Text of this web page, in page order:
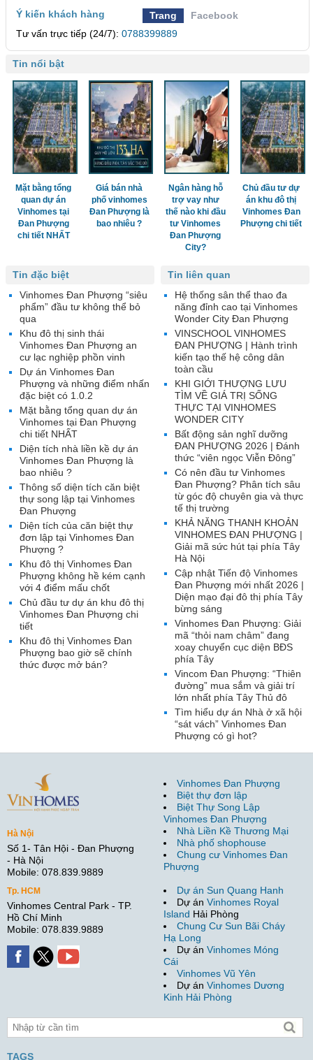
Ý kiến khách hàng Trang
Facebook
Tư vấn trực tiếp (24/7): 0788399889
Tin nổi bật
Mặt bằng tổng
quan dự án
Vinhomes tại
Đan Phượng
chi tiết NHẤT
Giá bán nhà
phố vinhomes
Đan Phượng là
bao nhiêu ?
Ngân hàng hỗ
trợ vay như
thế nào khi đầu
tư Vinhomes
Đan Phượng
City?
Chủ đầu tư dự
án khu đô thị
Vinhomes Đan
Phượng chi tiết
Tin liên quan
Hệ thống sân thể thao đa
năng đỉnh cao tại Vinhomes
Wonder City Đan Phượng
VINSCHOOL VINHOMES
ĐAN PHƯỢNG | Hành trình
kiến tạo thế hệ công dân
toàn cầu
KHI GIỚI THƯỢNG LƯU
TÌM VỀ GIÁ TRỊ SỐNG
THỰC TẠI VINHOMES
WONDER CITY
Bất động sản nghĩ dưỡng
ĐAN PHƯỢNG 2026 | Đánh
thức “viên ngọc Viễn Đông”
Có nên đầu tư Vinhomes
Đan Phượng? Phân tích sâu
từ góc độ chuyên gia và thực
tế thị trường
KHẢ NĂNG THANH KHOẢN
VINHOMES ĐAN PHƯỢNG |
Giải mã sức hút tại phía Tây
Hà Nội
Cập nhật Tiến độ Vinhomes
Đan Phượng mới nhất 2026 |
Diện mạo đại đô thị phía Tây
bừng sáng
Vinhomes Đan Phượng: Giải
mã “thỏi nam châm” đang
xoay chuyển cục diện BĐS
phía Tây
Vincom Đan Phượng: “Thiên
đường” mua sắm và giải trí
lớn nhất phía Tây Thủ đô
Tìm hiểu dự án Nhà ở xã hội
“sát vách” Vinhomes Đan
Phượng có gì hot?
Tin đặc biệt
Vinhomes Đan Phượng “siêu
phẩm” đầu tư không thể bỏ
qua
Khu đô thị sinh thái
Vinhomes Đan Phượng an
cư lạc nghiệp phồn vinh
Dự án Vinhomes Đan
Phượng và những điểm nhấn
đặc biệt có 1.0.2
Mặt bằng tổng quan dự án
Vinhomes tại Đan Phượng
chi tiết NHẤT
Diện tích nhà liền kề dự án
Vinhomes Đan Phượng là
bao nhiêu ?
Thông số diện tích căn biệt
thự song lập tại Vinhomes
Đan Phượng
Diện tích của căn biệt thự
đơn lập tại Vinhomes Đan
Phượng ?
Khu đô thị Vinhomes Đan
Phượng không hề kém cạnh
với 4 điểm mấu chốt
Chủ đầu tư dự án khu đô thị
Vinhomes Đan Phượng chi
tiết
Khu đô thị Vinhomes Đan
Phượng bao giờ sẽ chính
thức được mở bán?
Hà Nội
Số 1- Tân Hội - Đan Phượng
- Hà Nội
Mobile: 078.839.9889
Tp. HCM
Vinhomes Central Park - TP.
Hồ Chí Minh
Mobile: 078.839.9889
Vinhomes Đan Phượng
Biệt thự đơn lập
Biệt Thự Song Lập
Vinhomes Đan Phượng
Nhà Liền Kề Thương Mại
Nhà phố shophouse
Chung cư Vinhomes Đan
Phượng
Dự án Sun Quang Hanh
Dự án Vinhomes Royal
Island Hải Phòng
Chung Cư Sun Bãi Cháy
Hạ Long
Dự án Vinhomes Móng
Cái
Vinhomes Vũ Yên
Dự án Vinhomes Dương
Kinh Hải Phòng
TAGS